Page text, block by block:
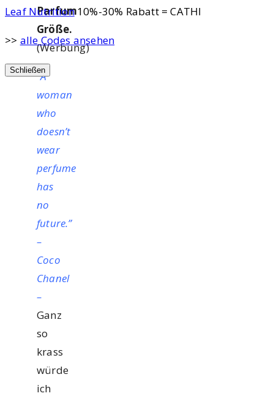
Parfum
Größe.
(Werbung)
“A
woman
who
doesn’t
wear
perfume
has
no
future.”
–
Coco
Chanel
–
Ganz
so
krass
würde
ich
Leaf Nutrition10%-30% Rabatt = CATHI
>> alle Codes ansehen
Schließen